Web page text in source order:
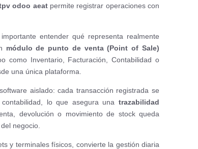
odoo aeatpermite registrar operaciones con
entender qué representa realmente
módulo de punto de venta (Point of Sale)
como Inventario, Facturación, Contabilidad o
una única plataforma.
aislado: cada transacción registrada se
lo que asegura una trazabilidad
devolución o movimiento de stock queda
negocio.
y terminales físicos, convierte la gestión diaria